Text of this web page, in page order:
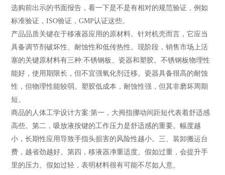
选购前出示的书面报告，看一下是不是有相对的规范验证，例如
标准验证，ISO验证，GMP认证这些。
产品品质关键在于移液器应用的原材料。针对机壳而言，它应当
具备调节剂破坏性、耐蚀性和低传热性。现阶段，销售市场上活
塞的关键原材料有三种:不锈钢板、瓷器和塑胶。不锈钢板物理性
能好，使用期限长，但不宜强氧化剂迁移。瓷器具备很高的耐蚀
性，但物理性能较弱。塑胶低成本，耐蚀性强，但其非磨坏周期
短。
商品的人体工学设计方案:第一，大拇指挪动间距短代表着舒适感
高些。第二，吸放液按键的工作压力是舒适感的重要。幅度越
小，长期性应用导致手指头损害的风险性越小。三、装卸搬运台
费，越省劲越好。第四，移液器净重适度。假如过重，会提升手
里的压力。假如过轻，表明材料很有可能不尽如人意。